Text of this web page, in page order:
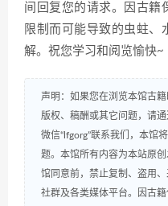
间回复您的请求。因古籍
限制而可能导致的虫蛀、
解。祝您学习和阅览愉快~
声明：如果您在浏览本馆古
版权、稿酬或其它问题，请
微信“lfgorg”联系我们，本馆
题。本馆所有内容为本站原
馆同意前，禁止复制、盗用
社群及各类媒体平台。因古